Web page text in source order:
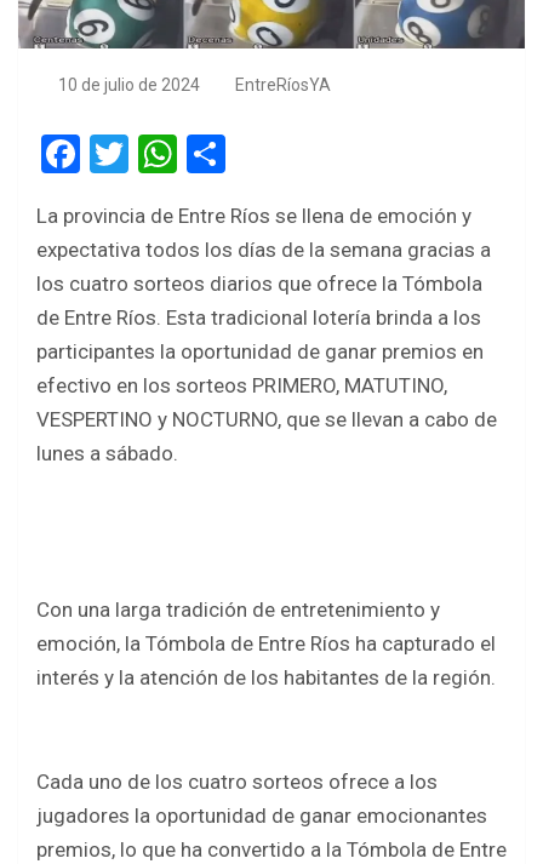
10 de julio de 2024 EntreRíosYA
F
ce
b
o
o
k
T
tt
er
W
at
s
A
p
p
ar
e
La provincia de Entre Ríos se llena de emoción y
expectativa todos los días de la semana gracias a
los cuatro sorteos diarios que ofrece la Tómbola
de Entre Ríos. Esta tradicional lotería brinda a los
participantes la oportunidad de ganar premios en
efectivo en los sorteos PRIMERO, MATUTINO,
VESPERTINO y NOCTURNO, que se llevan a cabo de
lunes a sábado.
Con una larga tradición de entretenimiento y
emoción, la Tómbola de Entre Ríos ha capturado el
interés y la atención de los habitantes de la región.
Cada uno de los cuatro sorteos ofrece a los
jugadores la oportunidad de ganar emocionantes
premios, lo que ha convertido a la Tómbola de Entre